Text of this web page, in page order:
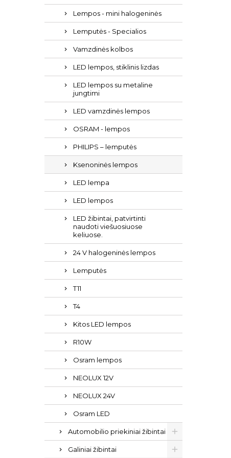
Lempos - mini halogeninės
Lemputės - Specialios
Vamzdinės kolbos
LED lempos, stiklinis lizdas
LED lempos su metaline
jungtimi
LED vamzdinės lempos
OSRAM - lempos
PHILIPS – lemputės
Ksenoninės lempos
LED lempa
LED lempos
LED žibintai, patvirtinti
naudoti viešuosiuose
keliuose.
24 V halogeninės lempos
Lemputės
T11
T4
Kitos LED lempos
R10W
Osram lempos
NEOLUX 12V
NEOLUX 24V
Osram LED
Automobilio priekiniai žibintai
Galiniai žibintai